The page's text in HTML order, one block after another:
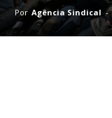
Por Agência Sindical -